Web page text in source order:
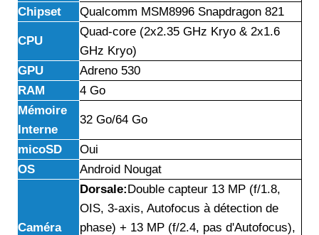
Chipset
Qualcomm MSM8996 Snapdragon 821
CPU
Quad-core (2x2.35 GHz Kryo & 2x1.6
GHz Kryo)
GPU
Adreno 530
RAM
4 Go
Mémoire
Interne
32 Go/64 Go
micoSD
Oui
OS
Android Nougat
Caméra
Dorsale:Double capteur 13 MP (f/1.8,
OIS, 3-axis, Autofocus à détection de
phase) + 13 MP (f/2.4, pas d'Autofocus),